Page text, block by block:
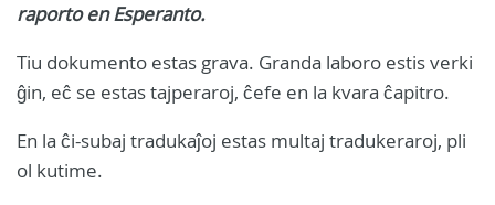
raporto en Esperanto.
Tiu dokumento estas grava. Granda laboro estis verki
ĝin, eĉ se estas tajperaroj, ĉefe en la kvara ĉapitro.
En la ĉi-subaj tradukaĵoj estas multaj tradukeraroj, pli
ol kutime.